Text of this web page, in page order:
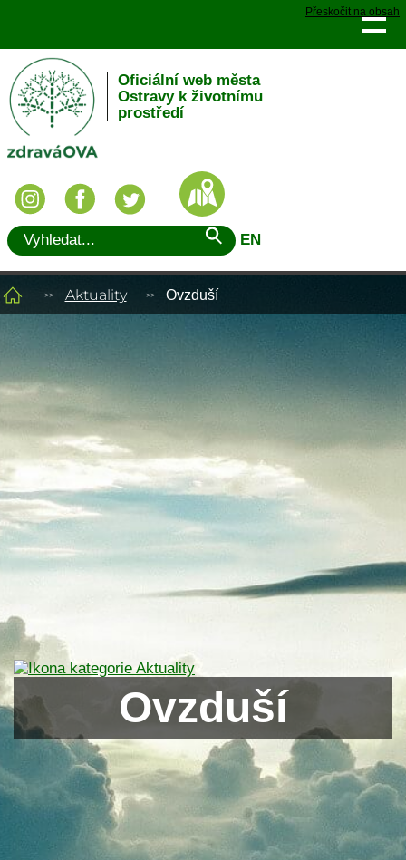
Přeskočit na obsah
Oficiální web města
Ostravy k životnímu
prostředí
EN
Aktuality Ovzduší
Ovzduší